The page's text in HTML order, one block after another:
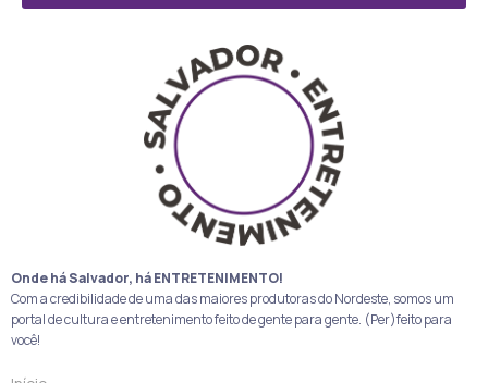
Onde há Salvador, há ENTRETENIMENTO!
Com a credibilidade de uma das maiores produtoras do Nordeste, somos um
portal de cultura e entretenimento feito de gente para gente. (Per)feito para
você!